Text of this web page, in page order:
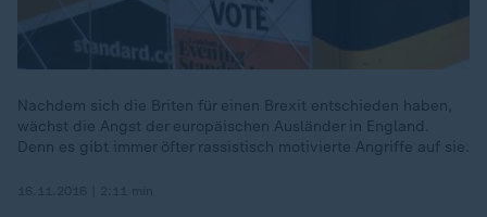
Nachdem sich die Briten für einen Brexit entschieden haben,
wächst die Angst der europäischen Ausländer in England.
Denn es gibt immer öfter rassistisch motivierte Angriffe auf sie.